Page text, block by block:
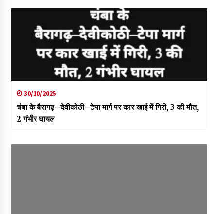
30/10/2025
चंबा के बैरागढ़–देवीकोठी–टेपा मार्ग पर कार खाई में गिरी, 3 की मौत,
2 गंभीर घायल